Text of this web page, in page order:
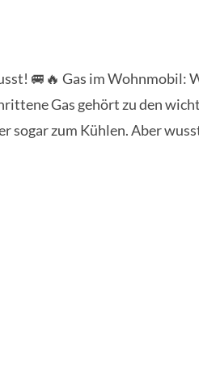
🚐🔥 Gas im Wohnmobil:
Gas gehört zu den
sogar zum Kühlen. Aber